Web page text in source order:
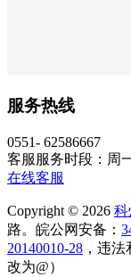
服务热线
0551- 62586667
客服服务时段：周
在线客服
Copyright © 2026 科
路。皖公网安备：
20140010-28 ，违
改为@）